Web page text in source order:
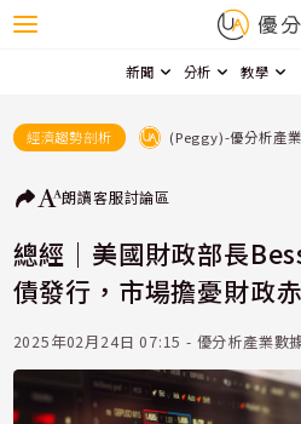
新聞 分析 教學
經濟趨勢剖析 (Peggy)-優分析產
朗讀客服討論區
總經｜美國財政部長
債發行，市場擔憂財政
2025年02月24日 07:15 - 優分析產業數